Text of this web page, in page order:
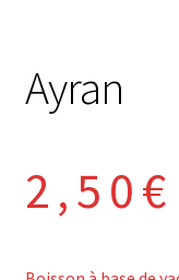
Ayran
2,50€